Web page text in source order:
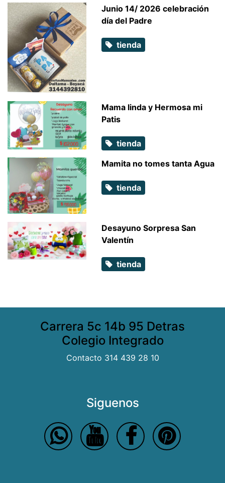
Junio 14/ 2026 celebración
día del Padre
tienda
Mama linda y Hermosa mi
Patis
tienda
Mamita no tomes tanta Agua
tienda
Desayuno Sorpresa San
Valentín
tienda
Carrera 5c 14b 95 Detras
Colegio Integrado
Contacto 314 439 28 10
Siguenos